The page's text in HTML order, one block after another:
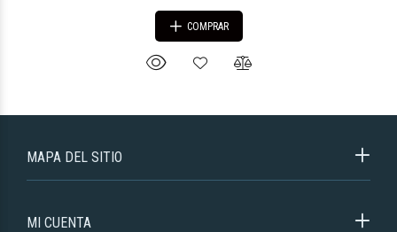
COMPRAR
MAPA DEL SITIO
MI CUENTA